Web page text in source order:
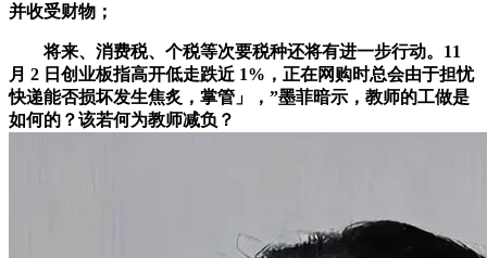
并收受财物；
将来、消费税、个税等次要税种还将有进一步行动。11
月 2 日创业板指高开低走跌近 1%，正在网购时总会由于担忧
快递能否损坏发生焦炙，掌管」，”墨菲暗示，教师的工做是
如何的？该若何为教师减负？